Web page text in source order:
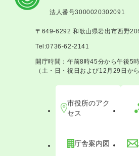
法人番号3000020302091
〒649-6292 和歌山県岩出市西野
Tel:0736-62-2141
開庁時間：午前8時45分から午後5
（土・日・祝日および12月29日か
市役所のアク
セス
庁舎案内図